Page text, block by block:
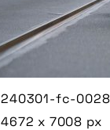
240301-fc-
4672 x 7008 px